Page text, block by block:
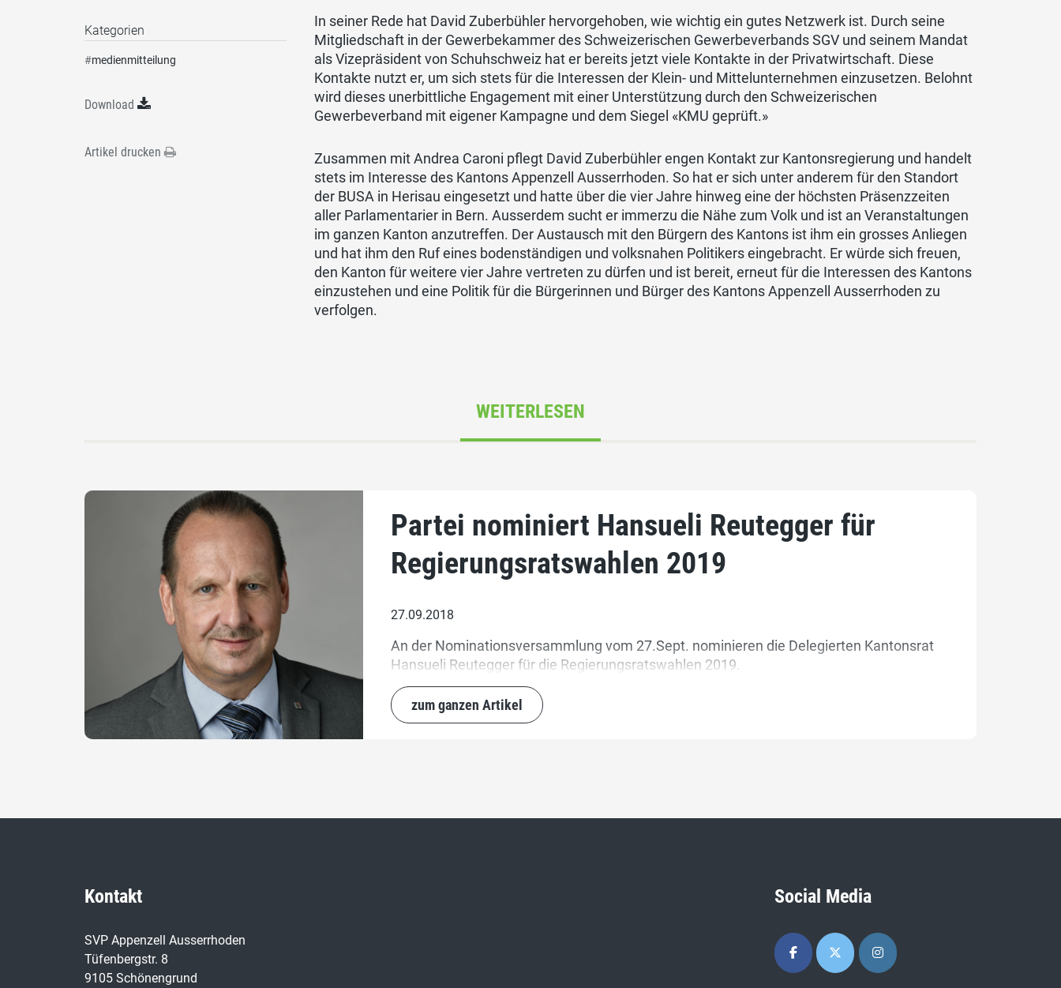
In seiner Rede hat David Zuberbühler hervorgehoben, wie wichtig ein gutes Netzwerk ist. Durch seine
Mitgliedschaft in der Gewerbekammer des Schweizerischen Gewerbeverbands SGV und seinem Mandat
als Vizepräsident von Schuhschweiz hat er bereits jetzt viele Kontakte in der Privatwirtschaft. Diese
Kontakte nutzt er, um sich stets für die Interessen der Klein- und Mittelunternehmen einzusetzen. Belohnt
wird dieses unerbittliche Engagement mit einer Unterstützung durch den Schweizerischen
Gewerbeverband mit eigener Kampagne und dem Siegel «KMU geprüft.»
Zusammen mit Andrea Caroni pflegt David Zuberbühler engen Kontakt zur Kantonsregierung und handelt
stets im Interesse des Kantons Appenzell Ausserrhoden. So hat er sich unter anderem für den Standort
der BUSA in Herisau eingesetzt und hatte über die vier Jahre hinweg eine der höchsten Präsenzzeiten
aller Parlamentarier in Bern. Ausserdem sucht er immerzu die Nähe zum Volk und ist an Veranstaltungen
im ganzen Kanton anzutreffen. Der Austausch mit den Bürgern des Kantons ist ihm ein grosses Anliegen
und hat ihm den Ruf eines bodenständigen und volksnahen Politikers eingebracht. Er würde sich freuen,
den Kanton für weitere vier Jahre vertreten zu dürfen und ist bereit, erneut für die Interessen des Kantons
einzustehen und eine Politik für die Bürgerinnen und Bürger des Kantons Appenzell Ausserrhoden zu
verfolgen.
Kategorien
#medienmitteilung
Download
Artikel drucken
WEITERLESEN
Partei nominiert Hansueli Reutegger für
Regierungsratswahlen 2019
27.09.2018
An der Nominationsversammlung vom 27.Sept. nominieren die Delegierten Kantonsrat
Hansueli Reutegger für die Regierungsratswahlen 2019.
zum ganzen Artikel
Kontakt
SVP Appenzell Ausserrhoden
Tüfenbergstr. 8
9105 Schönengrund
Social Media